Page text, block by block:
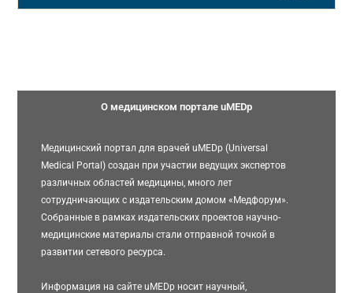
О медицинском портале uMEDp
Медицинский портал для врачей uMEDp (Universal
Medical Portal) создан при участии ведущих экспертов
различных областей медицины, много лет
сотрудничающих с издательским домом «Медфорум».
Собранные в рамках издательских проектов научно-
медицинские материалы стали отправной точкой в
развитии сетевого ресурса.
Информация на сайте uMEDp носит научный,